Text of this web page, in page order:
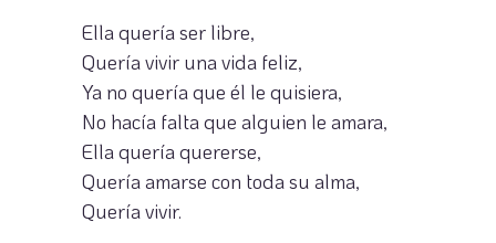
Ella quería ser libre,
Quería vivir una vida feliz,
Ya no quería que él le quisiera,
No hacía falta que alguien le amara,
Ella quería quererse,
Quería amarse con toda su alma,
Quería vivir.